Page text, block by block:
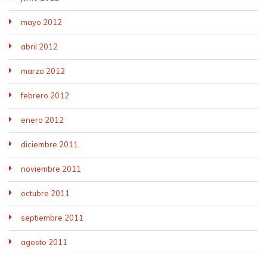
mayo 2012
abril 2012
marzo 2012
febrero 2012
enero 2012
diciembre 2011
noviembre 2011
octubre 2011
septiembre 2011
agosto 2011